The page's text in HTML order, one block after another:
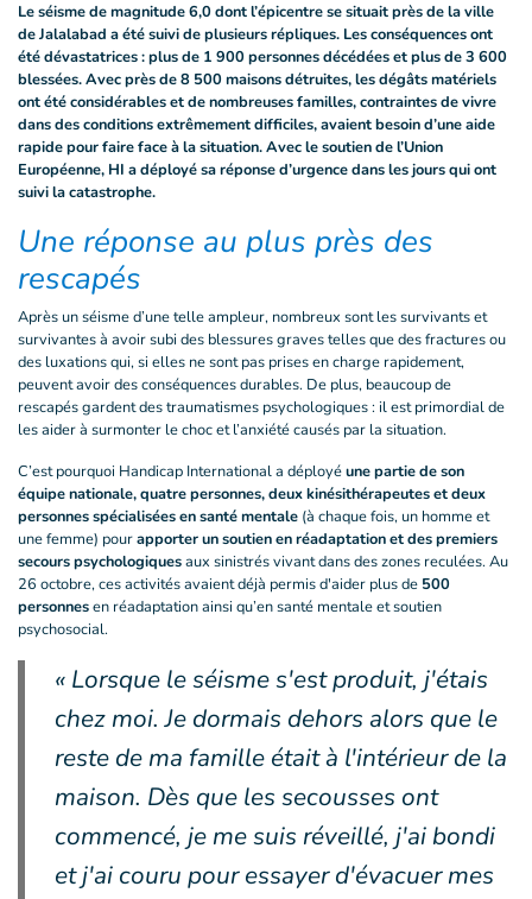
Le séisme de magnitude 6,0 dont l’épicentre se situait près de la ville
de Jalalabad a été suivi de plusieurs répliques. Les conséquences ont
été dévastatrices : plus de 1 900 personnes décédées et plus de 3 600
blessées. Avec près de 8 500 maisons détruites, les dégâts matériels
ont été considérables et de nombreuses familles, contraintes de vivre
dans des conditions extrêmement difficiles, avaient besoin d’une aide
rapide pour faire face à la situation. Avec le soutien de l’Union
Européenne, HI a déployé sa réponse d’urgence dans les jours qui ont
suivi la catastrophe.
Une réponse au plus près des
rescapés
Après un séisme d’une telle ampleur, nombreux sont les survivants et
survivantes à avoir subi des blessures graves telles que des fractures ou
des luxations qui, si elles ne sont pas prises en charge rapidement,
peuvent avoir des conséquences durables. De plus, beaucoup de
rescapés gardent des traumatismes psychologiques : il est primordial de
les aider à surmonter le choc et l’anxiété causés par la situation.
C’est pourquoi Handicap International a déployéune partie de son
équipe nationale, quatre personnes, deux kinésithérapeutes et deux
personnes spécialisées en santé mentale (à chaque fois, un homme et
une femme) pourapporter un soutien en réadaptation et des premiers
secours psychologiquesaux sinistrés vivant dans des zones reculées. Au
26 octobre, ces activités avaient déjà permis d'aider plus de 500
personnesen réadaptation ainsi qu’en santé mentale et soutien
psychosocial.
« Lorsque le séisme s'est produit, j'étais
chez moi. Je dormais dehors alors que le
reste de ma famille était à l'intérieur de la
maison. Dès que les secousses ont
commencé, je me suis réveillé, j'ai bondi
et j'ai couru pour essayer d'évacuer mes